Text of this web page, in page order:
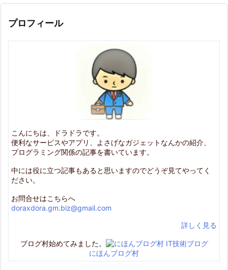
プロフィール
こんにちは、ドラドラです。
便利なサービスやアプリ、よさげなガジェットなんかの紹介、
プログラミング関係の記事を書いています。
中には役に立つ記事もあると思いますのでどうぞ見てやってく
ださい。
お問合せはこちらへ
doraxdora.gm.biz@gmail.com
詳しく見る
ブログ村始めてみました。
にほんブログ村